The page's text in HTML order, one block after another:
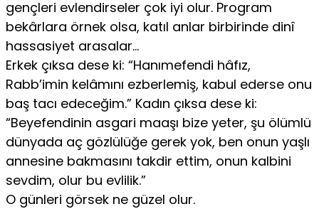
gençleri evlendirseler çok iyi olur. Program
bekârlara örnek olsa, katıl anlar birbirinde dinî
hassasiyet arasalar…
Erkek çıksa dese ki: “Hanımefendi hâfız,
Rabb’imin kelâmını ezberlemiş, kabul ederse onu
baş tacı edeceğim.” Kadın çıksa dese ki:
“Beyefendinin asgari maaşı bize yeter, şu ölümlü
dün­yada aç gözlülüğe gerek yok, ben onun yaşlı
annesine bakması­nı takdir ettim, onun kalbini
sevdim, olur bu evlilik.”
O günleri görsek ne güzel olur.